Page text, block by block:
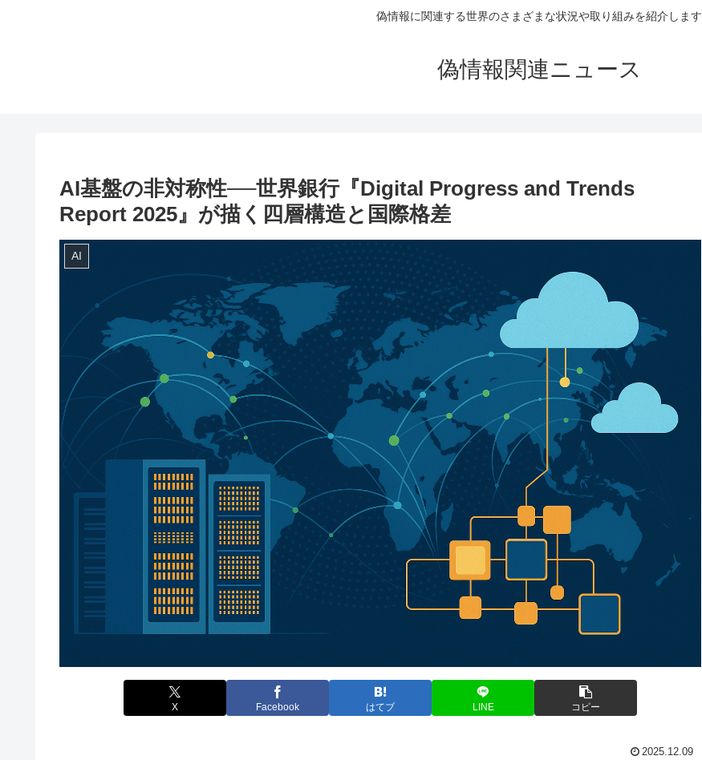
偽情報に関連する世界のさまざまな状況や取り組みを紹介します
偽情報関連ニュース
AI基盤の非対称性──世界銀行『Digital Progress and Trends
Report 2025』が描く四層構造と国際格差
AI
X Facebook はてブ LINE コピー
2025.12.09